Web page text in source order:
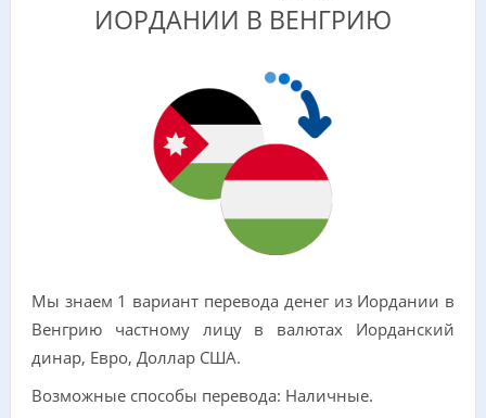
ИОРДАНИИ В ВЕНГРИЮ
Мы знаем 1 вариант перевода денег из Иордании в
Венгрию частному лицу в валютах Иорданский
динар, Евро, Доллар США.
Возможные способы перевода: Наличные.